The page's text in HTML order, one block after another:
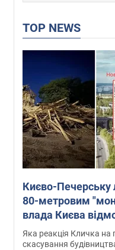
TOP NEWS
Києво-Печерську
80-метровим
влада Києва
будівництво
"московського
Яка реакція Кличка на
скасування